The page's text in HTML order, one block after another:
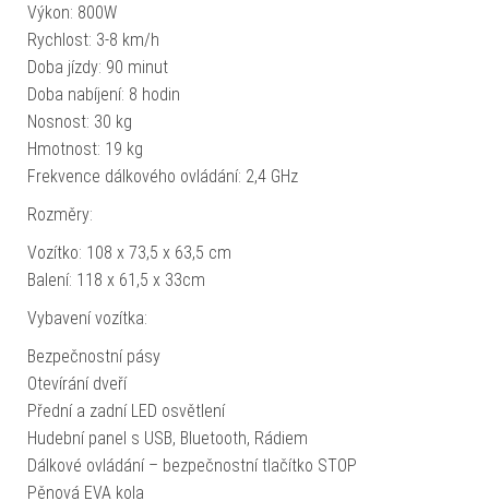
Výkon: 800W
Rychlost: 3-8 km/h
Doba jízdy: 90 minut
Doba nabíjení: 8 hodin
Nosnost: 30 kg
Hmotnost: 19 kg
Frekvence dálkového ovládání: 2,4 GHz
Rozměry:
Vozítko: 108 x 73,5 x 63,5 cm
Balení: 118 x 61,5 x 33cm
Vybavení vozítka:
Bezpečnostní pásy
Otevírání dveří
Přední a zadní LED osvětlení
Hudební panel s USB, Bluetooth, Rádiem
Dálkové ovládání – bezpečnostní tlačítko STOP
Pěnová EVA kola